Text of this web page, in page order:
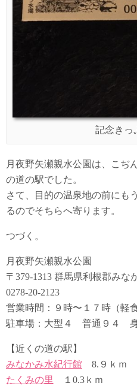
記念きっ
月夜野矢瀬親水公園は、こぢ
の道の駅でした。
さて、目的の温泉地の前にも
るのでそちらへ寄ります。
つづく。
月夜野矢瀬親水公園
〒379-1313 群馬県利根郡みな
0278-20-2123
営業時間：９時〜１７時（軽
駐車場：大型４ 普通９４ 身
【近くの道の駅】
みなかみ水紀行館 8.９ｋｍ
たくみの里
１0.3ｋｍ